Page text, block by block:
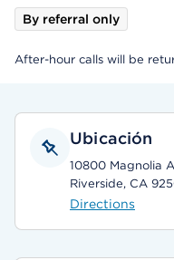
By referral only
After-hour calls will be
Ubicación
10800 Magnolia
Riverside, CA
Directions